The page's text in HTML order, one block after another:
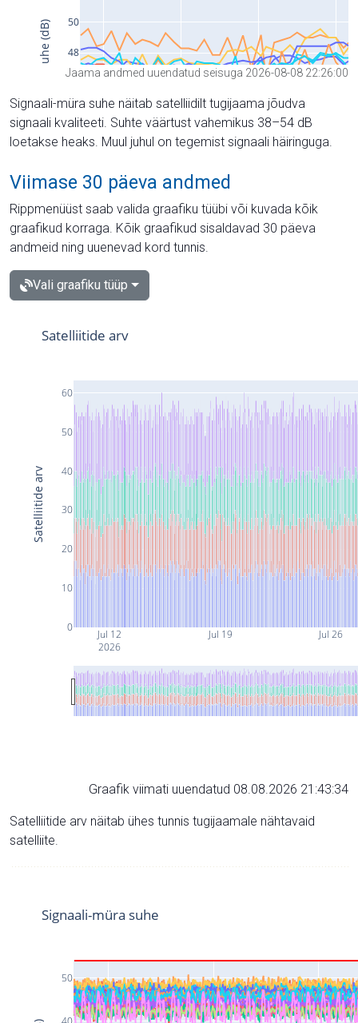
Jaama andmed uuendatud seisuga 2026-08-08 22:26:00
Signaali-müra suhe näitab satelliidilt tugijaama jõudva
signaali kvaliteeti. Suhte väärtust vahemikus 38–54 dB
loetakse heaks. Muul juhul on tegemist signaali häiringuga.
Viimase 30 päeva andmed
Rippmenüüst saab valida graafiku tüübi või kuvada kõik
graafikud korraga. Kõik graafikud sisaldavad 30 päeva
andmeid ning uuenevad kord tunnis.
Vali graafiku tüüp
Jul 12
2026
Jul 19 Jul 26
0
10
20
30
40
50
60
Satelliitide arv
Satelliitide arv
Graafik viimati uuendatud 08.08.2026 21:43:34
Satelliitide arv näitab ühes tunnis tugijaamale nähtavaid
satelliite.
50
Signaali-müra suhe